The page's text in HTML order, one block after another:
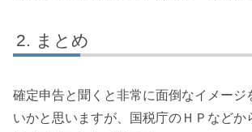
まとめ
確定申告と聞くと非常に面倒なイメージ
いかと思いますが、国税庁のＨＰなどか